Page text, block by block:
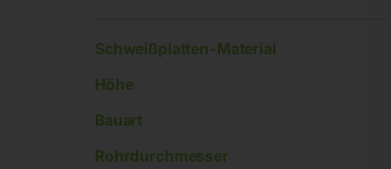
Schweißplatten-Material
Höhe
Bauart
Rohrdurchmesser